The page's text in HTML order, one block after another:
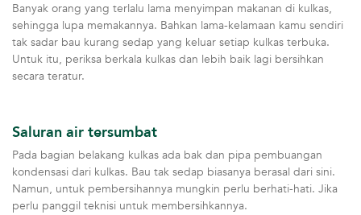
Banyak orang yang terlalu lama menyimpan makanan di kulkas,
sehingga lupa memakannya. Bahkan lama-kelamaan kamu sendiri
tak sadar bau kurang sedap yang keluar setiap kulkas terbuka.
Untuk itu, periksa berkala kulkas dan lebih baik lagi bersihkan
secara teratur.
Saluran air tersumbat
Pada bagian belakang kulkas ada bak dan pipa pembuangan
kondensasi dari kulkas. Bau tak sedap biasanya berasal dari sini.
Namun, untuk pembersihannya mungkin perlu berhati-hati. Jika
perlu panggil teknisi untuk membersihkannya.